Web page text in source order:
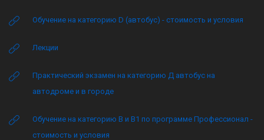
Обучение на категорию D (автобус) - стоимость и условия
Лекции
Практический экзамен на категорию Д автобус на
автодроме и в городе
Обучение на категорию B и B1 по программе Профессионал -
стоимость и условия